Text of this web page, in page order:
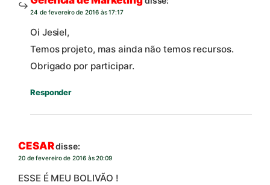
24 de fevereiro de 2016 às 17:17
Oi Jesiel,
Temos projeto, mas ainda não temos recursos.
Obrigado por participar.
Responder
CESARdisse:
20 de fevereiro de 2016 às 20:09
ESSE É MEU BOLIVÃO !